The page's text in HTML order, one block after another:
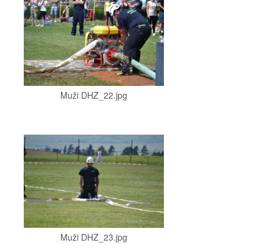
Muži DHZ_22.jpg
Muži DHZ_23.jpg